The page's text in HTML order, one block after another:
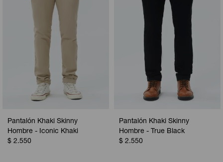
Pantalón Khaki Skinny
Hombre - Iconic Khaki
$ 2.550
Pantalón Khaki Skinny
Hombre - True Black
$ 2.550